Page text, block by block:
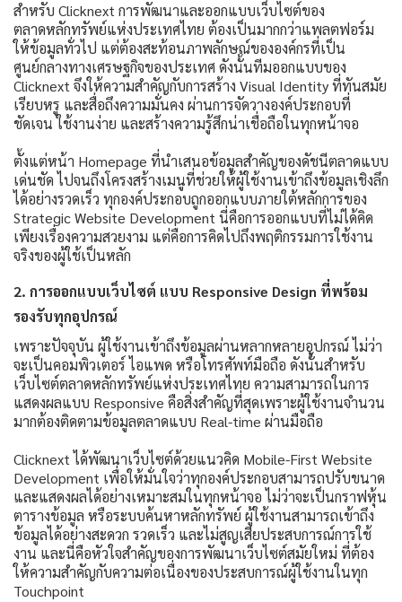
สำหรับ Clicknext การพัฒนาและออกแบบเว็บไซต์ของ
ตลาดหลักทรัพย์แห่งประเทศไทย ต้องเป็นมากกว่าแพลตฟอร์ม
ให้ข้อมูลทั่วไป แต่ต้องสะท้อนภาพลักษณ์ขององค์กรที่เป็น
ศูนย์กลางทางเศรษฐกิจของประเทศ ดังนั้นทีมออกแบบของ
Clicknext จึงให้ความสำคัญกับการสร้าง Visual Identity ที่ทันสมัย
เรียบหรู และสื่อถึงความมั่นคง ผ่านการจัดวางองค์ประกอบที่
ชัดเจน ใช้งานง่าย และสร้างความรู้สึกน่าเชื่อถือในทุกหน้าจอ
ตั้งแต่หน้า Homepage ที่นำเสนอข้อมูลสำคัญของดัชนีตลาดแบบ
เด่นชัด ไปจนถึงโครงสร้างเมนูที่ช่วยให้ผู้ใช้งานเข้าถึงข้อมูลเชิงลึก
ได้อย่างรวดเร็ว ทุกองค์ประกอบถูกออกแบบภายใต้หลักการของ
Strategic Website Development นี่คือการออกแบบที่ไม่ได้คิด
เพียงเรื่องความสวยงาม แต่คือการคิดไปถึงพฤติกรรมการใช้งาน
จริงของผู้ใช้เป็นหลัก
2. การออกแบบเว็บไซต์ แบบ Responsive Design ที่พร้อม
รองรับทุกอุปกรณ์
เพราะปัจจุบัน ผู้ใช้งานเข้าถึงข้อมูลผ่านหลากหลายอุปกรณ์ ไม่ว่า
จะเป็นคอมพิวเตอร์ ไอแพด หรือโทรศัพท์มือถือ ดังนั้นสำหรับ
เว็บไซต์ตลาดหลักทรัพย์แห่งประเทศไทย ความสามารถในการ
แสดงผลแบบ Responsive คือสิ่งสำคัญที่สุดเพราะผู้ใช้งานจำนวน
มากต้องติดตามข้อมูลตลาดแบบ Real-time ผ่านมือถือ
Clicknext ได้พัฒนาเว็บไซต์ด้วยแนวคิด Mobile-First Website
Development เพื่อให้มั่นใจว่าทุกองค์ประกอบสามารถปรับขนาด
และแสดงผลได้อย่างเหมาะสมในทุกหน้าจอ ไม่ว่าจะเป็นกราฟหุ้น
ตารางข้อมูล หรือระบบค้นหาหลักทรัพย์ ผู้ใช้งานสามารถเข้าถึง
ข้อมูลได้อย่างสะดวก รวดเร็ว และไม่สูญเสียประสบการณ์การใช้
งาน และนี่คือหัวใจสำคัญของการพัฒนาเว็บไซต์สมัยใหม่ ที่ต้อง
ให้ความสำคัญกับความต่อเนื่องของประสบการณ์ผู้ใช้งานในทุก
Touchpoint